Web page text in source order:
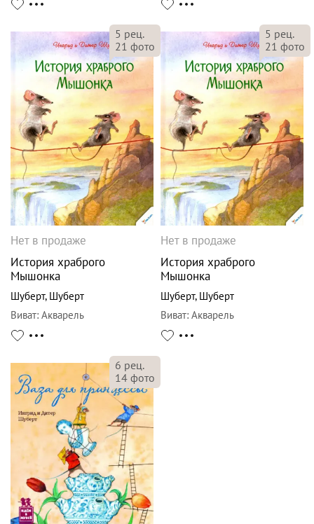
5 рец.
21 фото
Нет в продаже
История храброго
Мышонка
Шуберт, Шуберт
Виват: Акварель
5 рец.
21 фото
Нет в продаже
История храброго
Мышонка
Шуберт, Шуберт
Виват: Акварель
6 рец.
14 фото